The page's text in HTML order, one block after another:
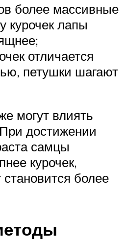
более массивные
курочек лапы
отличается
петушки шагают
могут влиять
достижении
самцы
курочек,
более